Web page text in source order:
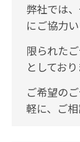
弊社では
にご協力
限られた
としており
ご希望の
軽に、ご